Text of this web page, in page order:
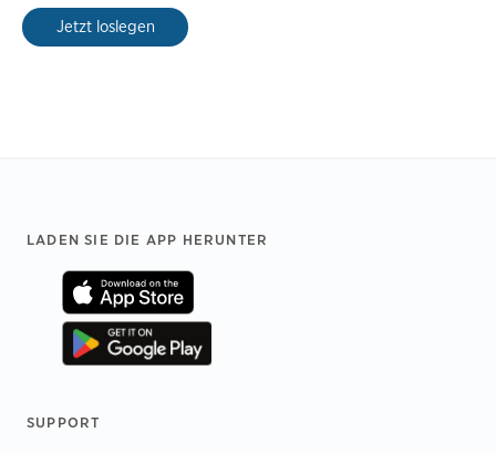
Jetzt loslegen
Footer
LADEN SIE DIE APP HERUNTER
SUPPORT